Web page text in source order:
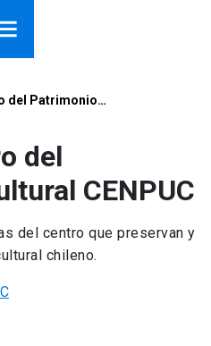
del Patrimonio…
del
CENPUC
del centro que preservan y
chileno.